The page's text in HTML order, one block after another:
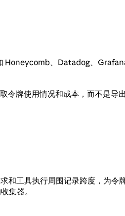
Honeycomb、Datadog、
令牌使用情况和成本，而不是导
和工具执行周围记录跨度，为令
集器。